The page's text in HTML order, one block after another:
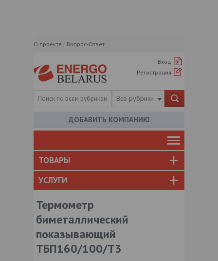
О проекте Вопрос-Ответ
Вход
Регистрация
Все рубрики
ДОБАВИТЬ КОМПАНИЮ
ТОВАРЫ
УСЛУГИ
Термометр
биметаллический
показывающий
ТБП160/100/Т3